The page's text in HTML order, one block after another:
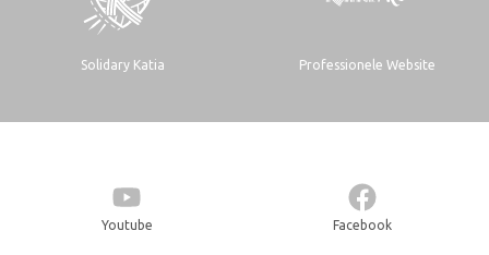
Solidary Katia Professionele Website
Youtube Facebook